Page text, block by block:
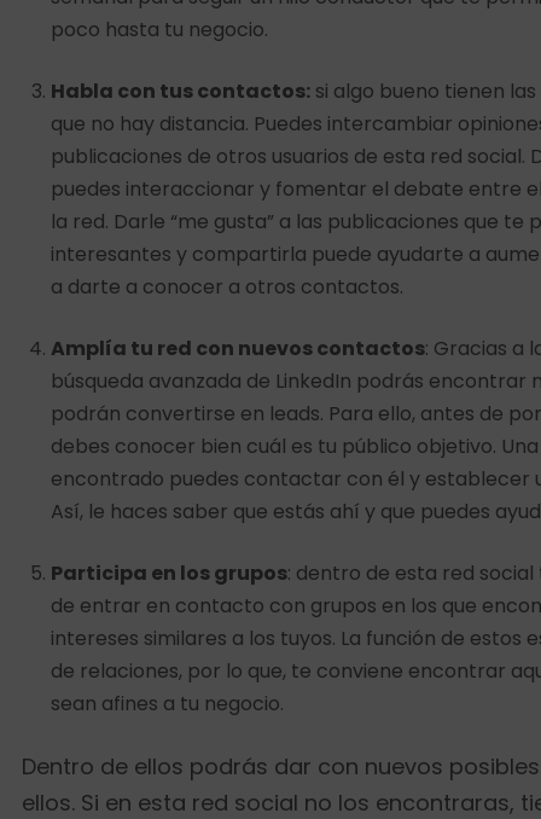
poco hasta tu negocio.
Habla con tus contactos:si algo bueno tienen
que no hay distancia. Puedes intercambiar
publicaciones de otros usuarios de esta red social.
puedes interaccionar y fomentar el debate entre
la red. Darle “me gusta” a las publicaciones que te
interesantes y compartirla puede ayudarte a
a darte a conocer a otros contactos.
Amplía tu red con nuevos contactos: Gracias a
búsqueda avanzada de LinkedIn podrás encontrar
podrán convertirse en leads. Para ello, antes de
debes conocer bien cuál es tu público objetivo.
encontrado puedes contactar con él y establecer
Así, le haces saber que estás ahí y que puedes
Participa en los grupos: dentro de esta red social
de entrar en contacto con grupos en los que
intereses similares a los tuyos. La función de estos
de relaciones, por lo que, te conviene encontrar
sean afines a tu negocio.
Dentro de ellos podrás dar con nuevos
ellos. Si en esta red social no los encontraras,